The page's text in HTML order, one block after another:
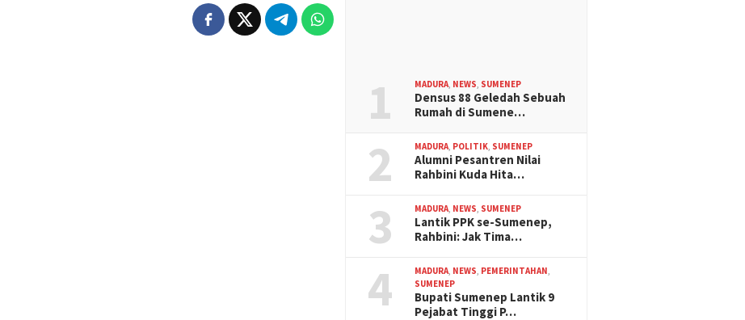
1 MADURA NEWS SUMENEP
Densus 88 Geledah Sebuah
Rumah di Sumene…
2 MADURA POLITIK SUMENEP
Alumni Pesantren Nilai
Rahbini Kuda Hita…
3 MADURA NEWS SUMENEP
Lantik PPK se-Sumenep,
Rahbini: Jak Tima…
4 MADURA NEWS PEMERINTAHAN
SUMENEP
Bupati Sumenep Lantik 9
Pejabat Tinggi P…